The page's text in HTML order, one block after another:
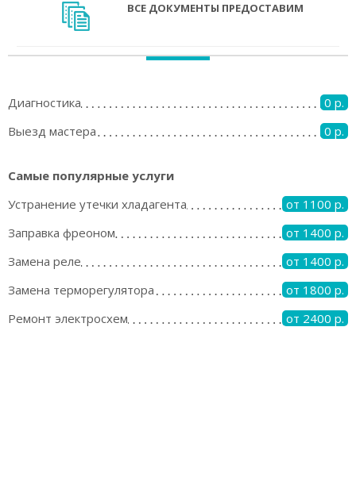
ВСЕ ДОКУМЕНТЫ ПРЕДОСТАВИМ
Диагностика
0 р.
Выезд мастера
0 р.
Самые популярные услуги
Устранение утечки хладагента
от 1100 р.
Заправка фреоном
от 1400 р.
Замена реле
от 1400 р.
Замена терморегулятора
от 1800 р.
Ремонт электросхем
от 2400 р.